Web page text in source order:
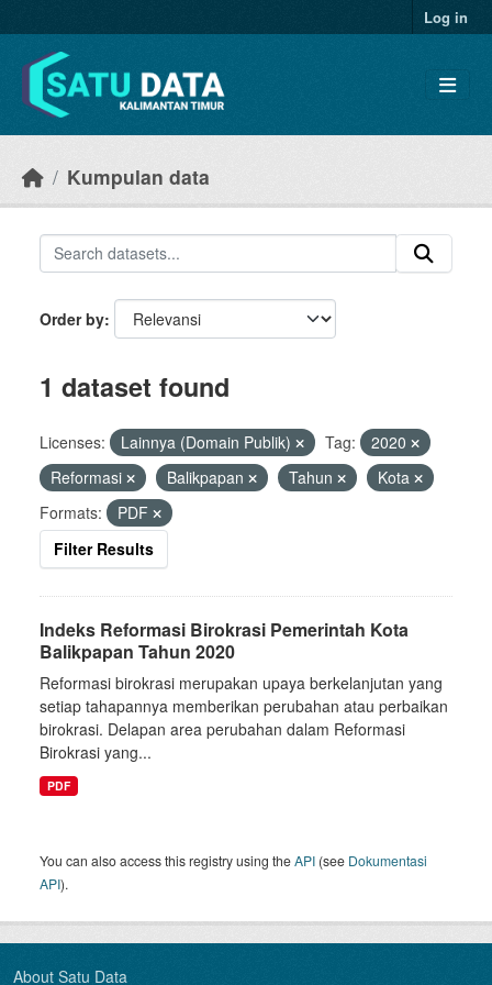
Log in
Kumpulan data
Order by
1 dataset found
Licenses: Lainnya (Domain Publik) Tag:
2020
Reformasi
Balikpapan Tahun
Kota
Formats:
PDF
Filter Results
Indeks Reformasi Birokrasi Pemerintah Kota
Balikpapan Tahun 2020
Reformasi birokrasi merupakan upaya berkelanjutan yang
setiap tahapannya memberikan perubahan atau perbaikan
birokrasi. Delapan area perubahan dalam Reformasi
Birokrasi yang...
PDF
You can also access this registry using theAPI (see Dokumentasi
API).
About Satu Data